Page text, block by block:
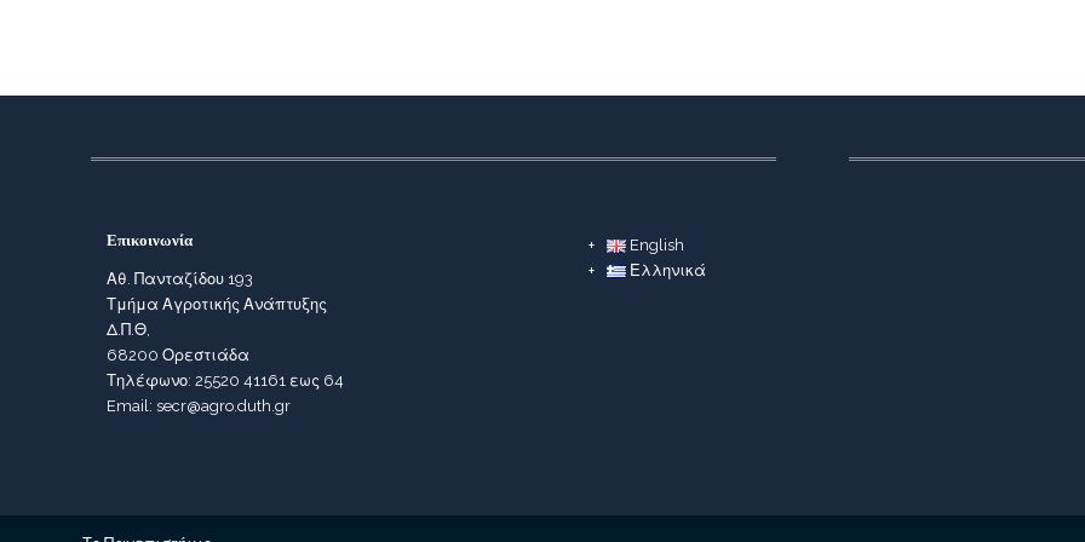
Επικοινωνία
Αθ. Πανταζίδου 193
Τμήμα Αγροτικής Ανάπτυξης
Δ.Π.Θ,
68200 Ορεστιάδα
Τηλέφωνο: 25520 41161 εως 64
Email: secr@agro.duth.gr
English
Ελληνικά